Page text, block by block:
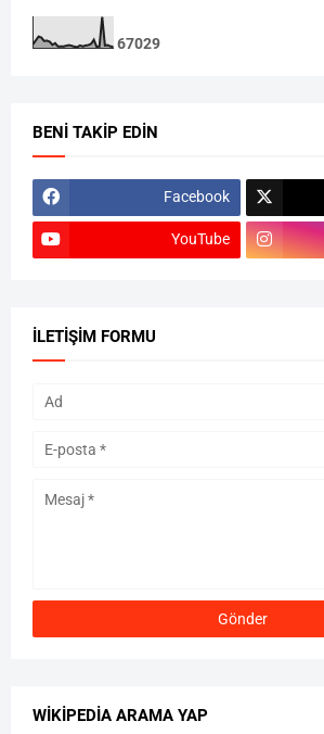
67029
BENI TAKIP EDIN
Facebook
YouTube
İLETIŞIM FORMU
WIKIPEDIA ARAMA YAP